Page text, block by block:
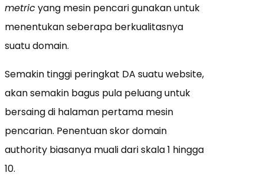
metricyang mesin pencari gunakan untuk
menentukan seberapa berkualitasnya
suatu domain.
Semakin tinggi peringkat DA suatu website,
akan semakin bagus pula peluang untuk
bersaing di halaman pertama mesin
pencarian. Penentuan skor domain
authority biasanya muali dari skala 1 hingga
10.